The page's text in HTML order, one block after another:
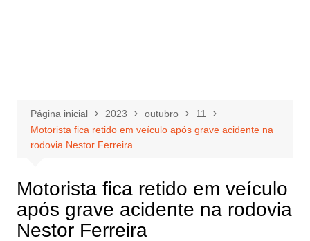
Página inicial 2023 outubro
11
Motorista fica retido em veículo após grave acidente na
rodovia Nestor Ferreira
Motorista fica retido em veículo
após grave acidente na rodovia
Nestor Ferreira